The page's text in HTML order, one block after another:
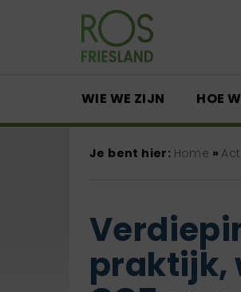
WIE WE ZIJN HOE
Je bent hier: Home »
praktijk,